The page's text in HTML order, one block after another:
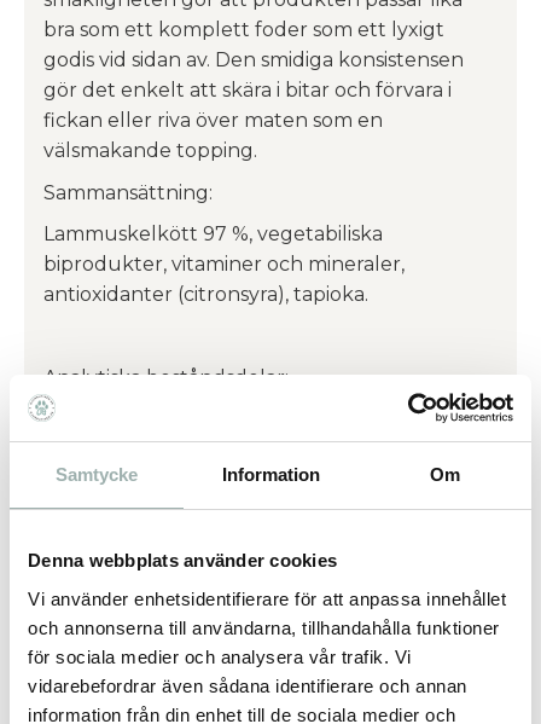
Samtycke Information Om
Denna webbplats använder cookies
Vi använder enhetsidentifierare för att anpassa innehållet
och annonserna till användarna, tillhandahålla funktioner
för sociala medier och analysera vår trafik. Vi
vidarebefordrar även sådana identifierare och annan
information från din enhet till de sociala medier och
bra som ett komplett foder som ett lyxigt
godis vid sidan av. Den smidiga konsistensen
gör det enkelt att skära i bitar och förvara i
fickan eller riva över maten som en
välsmakande topping.
Sammansättning:
Lammuskelkött 97 %, vegetabiliska
biprodukter, vitaminer och mineraler,
antioxidanter (citronsyra), tapioka.
Analytiska beståndsdelar:
Råprotein: 9,1 %, råfett: 12,5 %, växttråd: 0,3 %,
råaska: 2,2 %, vatten: 66,7 %.
Taurin 75 mg, vitamin A (retinol) 2200 IE,
vitamin D (kolekalciferol) 200 IE, vitamin E
(alfa-tokoferol) 75 mg.